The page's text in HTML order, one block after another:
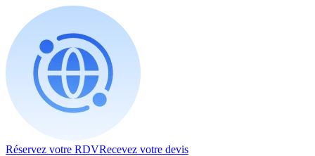
Réservez votre RDVRecevez votre devis